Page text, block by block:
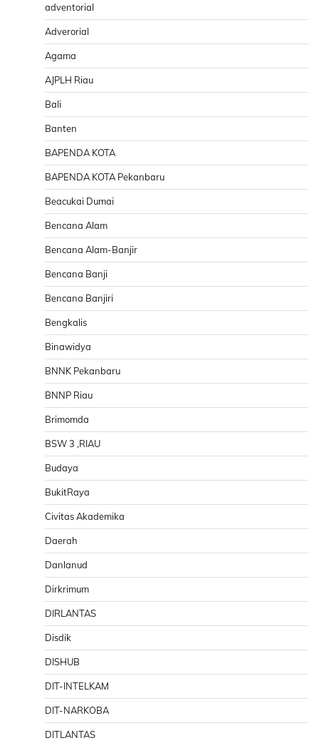
adventorial
Adverorial
Agama
AJPLH Riau
Bali
Banten
BAPENDA KOTA
BAPENDA KOTA Pekanbaru
Beacukai Dumai
Bencana Alam
Bencana Alam-Banjir
Bencana Banji
Bencana Banjiri
Bengkalis
Binawidya
BNNK Pekanbaru
BNNP Riau
Brimomda
BSW 3 ,RIAU
Budaya
BukitRaya
Civitas Akademika
Daerah
Danlanud
Dirkrimum
DIRLANTAS
Disdik
DISHUB
DIT-INTELKAM
DIT-NARKOBA
DITLANTAS